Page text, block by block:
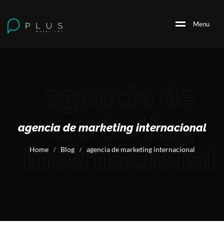
Menu
marketing
internacional
agencia de marketing internacional
Home / Blog / agencia de marketing internacional